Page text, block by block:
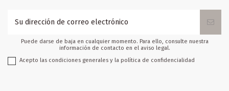
Puede darse de baja en cualquier momento. Para ello, consulte nuestra
información de contacto en el aviso legal.
Acepto las condiciones generales y la política de confidencialidad